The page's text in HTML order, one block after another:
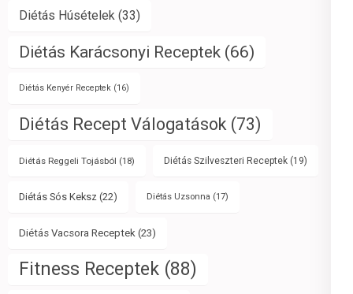
Diétás Húsételek (33)
Diétás Karácsonyi Receptek (66)
Diétás Kenyér Receptek (16)
Diétás Recept Válogatások (73)
Diétás Reggeli Tojásból (18) Diétás Szilveszteri Receptek (19)
Diétás Sós Keksz (22) Diétás Uzsonna (17)
Diétás Vacsora Receptek (23)
Fitness Receptek (88)